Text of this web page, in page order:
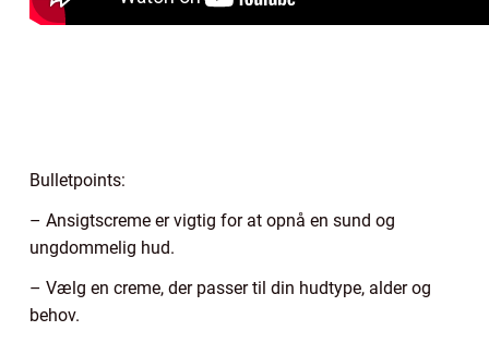
Bulletpoints:
– Ansigtscreme er vigtig for at opnå en sund og
ungdommelig hud.
– Vælg en creme, der passer til din hudtype, alder og
behov.